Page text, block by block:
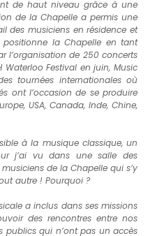
de haut niveau grâce à une
de la Chapelle a permis une
des musiciens en résidence et
positionne la Chapelle en tant
l’organisation de 250 concerts
Waterloo Festival en juin, Music
tournées internationales où
ont l’occasion de se produire
USA, Canada, Inde, Chine,
à la musique classique, un
j’ai vu dans une salle des
de la Chapelle qui s’y
autre ! Pourquoi ?
a inclus dans ses missions
des rencontres entre nos
publics qui n’ont pas un accès